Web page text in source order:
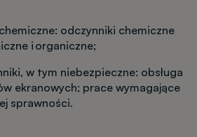
odczynniki chemiczne
i organiczne;
w tym niebezpieczne: obsługa
ekranowych; prace wymagające
sprawności.